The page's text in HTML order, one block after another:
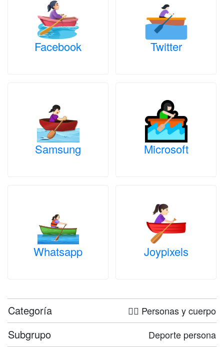
Facebook Twitter
Samsung Microsoft
Whatsapp Joypixels
Categoría 🤦‍♀️ Personas y cuerpo
Subgrupo Deporte persona